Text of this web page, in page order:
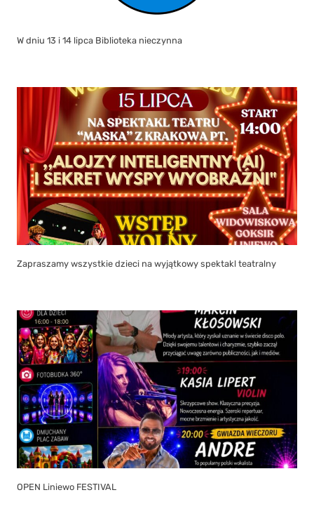
W dniu 13 i 14 lipca Biblioteka nieczynna
Zapraszamy wszystkie dzieci na wyjątkowy spektakl teatralny
OPEN Liniewo FESTIVAL